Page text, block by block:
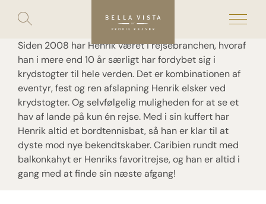
Skip
content
Toggle
search
Siden 2008 har Henrik været i rejsebranchen, hvoraf
han i mere end 10 år særligt har fordybet sig i
krydstogter til hele verden. Det er kombinationen af
eventyr, fest og ren afslapning Henrik elsker ved
krydstogter. Og selvfølgelig muligheden for at se et
hav af lande på kun én rejse. Med i sin kuffert har
Henrik altid et bordtennisbat, så han er klar til at
dyste mod nye bekendtskaber. Caribien rundt med
balkonkahyt er Henriks favoritrejse, og han er altid i
gang med at finde sin næste afgang!